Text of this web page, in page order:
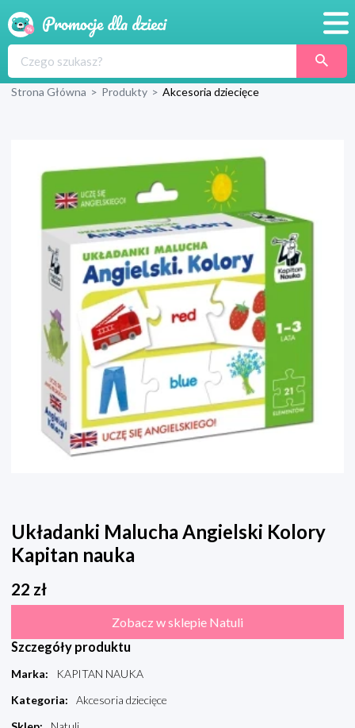
Produkty
Wyprawka
Strona Główna > Produkty > Akcesoria dziecięce
Układanki Malucha Angielski Kolory
Kapitan nauka
22 zł
Zobacz w sklepie Natuli
Szczegóły produktu
Marka:
KAPITAN NAUKA
Kategoria:
Akcesoria dziecięce